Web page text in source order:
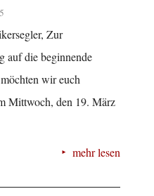
Zur
auf die beginnende
wir euch
Mittwoch, den 19. März
mehr lesen